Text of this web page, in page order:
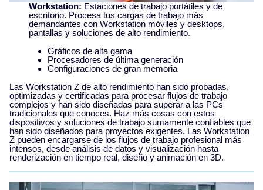
Workstation: Estaciones de trabajo portátiles y de
escritorio. Procesa tus cargas de trabajo más
demandantes con Workstation móviles y desktops,
pantallas y soluciones de alto rendimiento.
Gráficos de alta gama
Procesadores de última generación
Configuraciones de gran memoria
Las Workstation Z de alto rendimiento han sido probadas,
optimizadas y certificadas para procesar flujos de trabajo
complejos y han sido diseñadas para superar a las PCs
tradicionales que conoces. Haz más cosas con estos
dispositivos y soluciones de trabajo sumamente confiables que
han sido diseñados para proyectos exigentes. Las Workstation
Z pueden encargarse de los flujos de trabajo profesional más
intensos, desde análisis de datos y visualización hasta
renderización en tiempo real, diseño y animación en 3D.